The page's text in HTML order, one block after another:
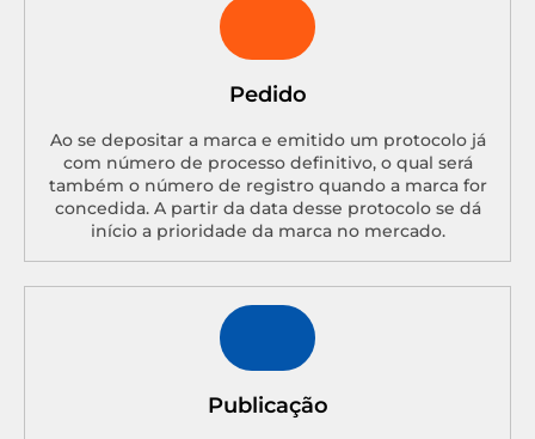
Pedido
Ao se depositar a marca e emitido um protocolo já
com número de processo definitivo, o qual será
também o número de registro quando a marca for
concedida. A partir da data desse protocolo se dá
início a prioridade da marca no mercado.
Publicação